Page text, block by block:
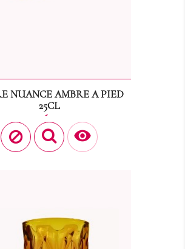
NUANCE AMBRE A PIED
25CL
Prix
0,60 €
